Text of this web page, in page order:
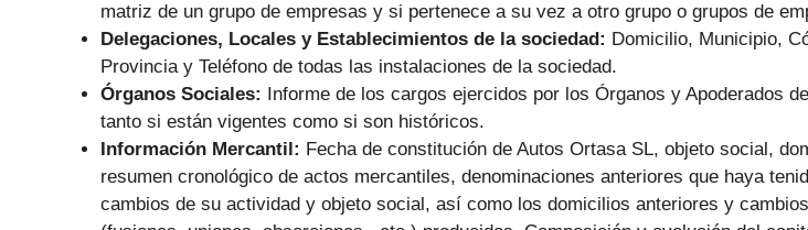
matriz de un grupo de empresas y si pertenece a su vez a otro grupo o grupos de
Delegaciones, Locales y Establecimientos de la sociedad: Domicilio, Municipio,
Provincia y Teléfono de todas las instalaciones de la sociedad.
Órganos Sociales: Informe de los cargos ejercidos por los Órganos y Apoderados
tanto si están vigentes como si son históricos.
Información Mercantil: Fecha de constitución de Autos Ortasa SL, objeto social,
resumen cronológico de actos mercantiles, denominaciones anteriores que haya
cambios de su actividad y objeto social, así como los domicilios anteriores y